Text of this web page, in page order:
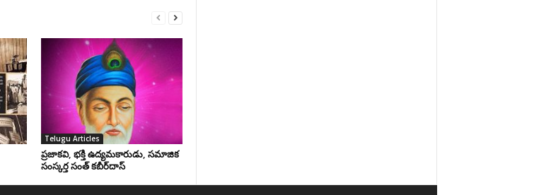
Telugu Articles
ప్రజాకవి, భక్తి ఉద్యమకారుడు, సమాజిక
సంస్కర్త సంత్‌ కబీర్‌దాస్‌